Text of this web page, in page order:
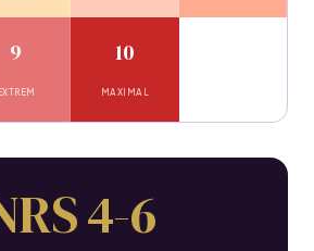
9
EXTREM
10
MAXIMAL
4-6